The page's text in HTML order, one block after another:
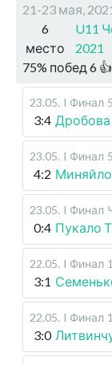
21-23 мая,
6
место
U11
2021
75% побед 6
23.05. I Финал
3:4
23.05. I Финал
4:2
23.05. I Финал
0:4 Пукало
22.05. I Финал
3:1
22.05. I Финал
3:0